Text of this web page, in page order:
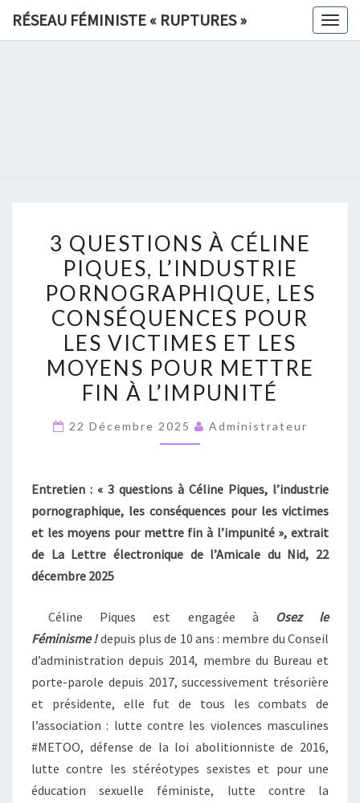
RÉSEAU FÉMINISTE « RUPTURES »
»
QUESTIONS
À
CÉLINE
PIQUES,
L’INDUSTRIE
PORNOGRAPHIQUE,
LES
CONSÉQUENCES
POUR
LES
ET
LES
MOYENS
POUR
L’IMPUNITÉ
3 QUESTIONS À CÉLINE
PIQUES, L’INDUSTRIE
PORNOGRAPHIQUE, LES
CONSÉQUENCES POUR
LES VICTIMES ET LES
MOYENS POUR METTRE
FIN À L’IMPUNITÉ
22 Décembre 2025 Administrateur
Entretien : « 3 questions à Céline Piques, l’industrie
pornographique, les conséquences pour les victimes
et les moyens pour mettre fin à l’impunité », extrait
de La Lettre électronique de l’Amicale du Nid, 22
décembre 2025
Céline Piques est engagée à Osez le
Féminisme !depuis plus de 10 ans : membre du Conseil
d’administration depuis 2014, membre du Bureau et
porte-parole depuis 2017, successivement trésorière
et présidente, elle fut de tous les combats de
l’association : lutte contre les violences masculines
#METOO, défense de la loi abolitionniste de 2016,
lutte contre les stéréotypes sexistes et pour une
éducation sexuelle féministe, lutte contre la